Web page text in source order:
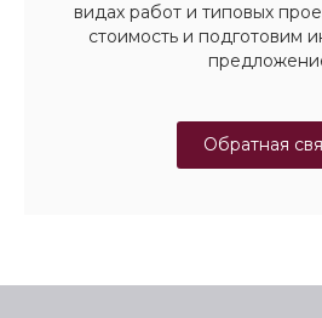
видах работ и типовых
стоимость и подготовим
Обратная